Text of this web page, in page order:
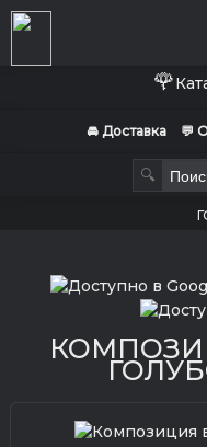
🌹
🚘 Доставка 💬
🔍